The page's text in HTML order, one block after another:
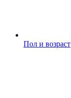
Пол и возраст